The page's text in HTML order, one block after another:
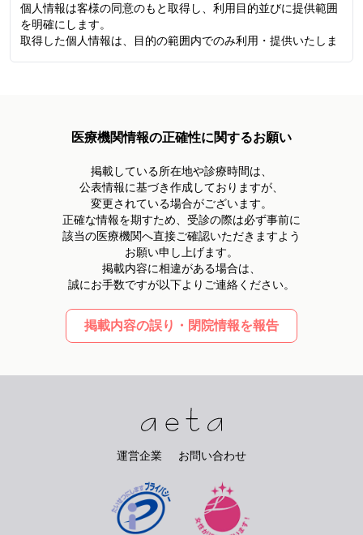
個人情報は客様の同意のもと取得し、利用目的並びに提供範囲
を明確にします。
取得した個人情報は、目的の範囲内でのみ利用・提供いたしま
お客様からのご相談
ご請求がある場合、ご本人であることを確認した上で 速やかに
対応いたします。
個人情報に関する苦情及びご相談の場合、速やかに対応いたし
ます。 継続的改善
自らの事業の用に供している全ての個人情報の取り扱いを
PMS（個人情報保護マネジメントシステム）の適用範囲とし、
適切に構築・維持し、状況の変化や社会的動向・お客様のご要
望等をふまえ、定期的に検証・継続的に改善いたします。
改定日 2025年5月30日
岐阜県羽島市正木町須賀本村38-1
お客様からのご注文・ご依頼・お問い合わせ等に対するサービ
ス提供、およびサービスの改善・新規開発、広告・宣伝・マー
利用目的達成に必要な範囲内で、委託業者に必要な個人情報を
また、お客様に有益と思われる情報を提供するため、当社が適
切と判断した提携企業の広告等をメールマガジン・SNS・当社
サイト内にて情報提供することがあります。お客様が提携企業
医療機関情報の正確性に関するお願い
掲載している所在地や診療時間は、
公表情報に基づき作成しておりますが、
変更されている場合がございます。
正確な情報を期すため、受診の際は必ず事前に
該当の医療機関へ直接ご確認いただきますよう
お願い申し上げます。
掲載内容に相違がある場合は、
誠にお手数ですが以下よりご連絡ください。
掲載内容の誤り・閉院情報を報告
運営企業 お問い合わせ